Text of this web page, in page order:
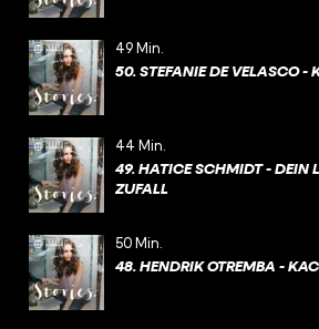
49 Min.
50. STEFANIE DE VELASCO -
44 Min.
49. HATICE SCHMIDT - DEIN
ZUFALL
50 Min.
48. HENDRIK OTREMBA -